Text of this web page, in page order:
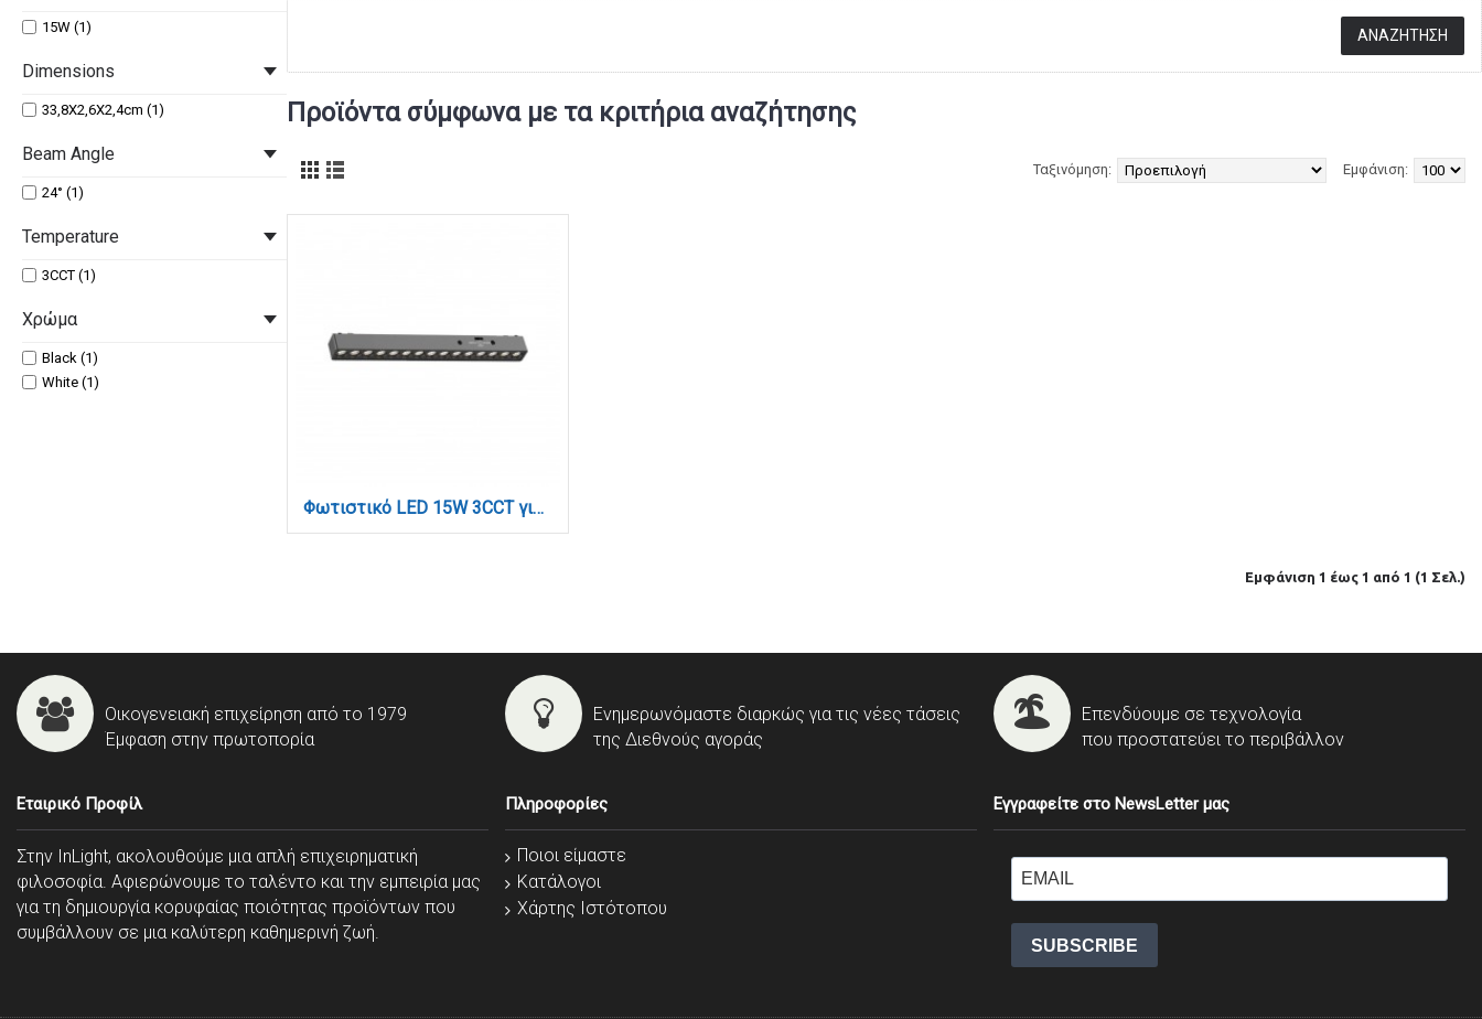
15W (1)
Dimensions
33,8X2,6X2,4cm (1)
Beam Angle
24° (1)
Temperature
3CCT (1)
Χρώμα
Black (1)
White (1)
Προϊόντα σύμφωνα με τα κριτήρια αναζήτησης
Εμφάνιση:
Ταξινόμηση:
Φωτιστικό LED 15W 3CCT για Ultra-Thin μαγνητική ράγα σε μαύρη απόχρωση D:33,8X2,6X2,4cm (TMU0020-Black)
Εμφάνιση 1 έως 1 από 1 (1 Σελ.)
Οικογενειακή επιχείρηση από το 1979
Έμφαση στην πρωτοπορία
Ενημερωνόμαστε διαρκώς για τις νέες τάσεις
της Διεθνούς αγοράς
Επενδύουμε σε τεχνολογία
που προστατεύει το περιβάλλον
Εταιρικό Προφίλ
Στην InLight, ακολουθούμε μια απλή επιχειρηματική
φιλοσοφία. Αφιερώνουμε το ταλέντο και την εμπειρία μας
για τη δημιουργία κορυφαίας ποιότητας προϊόντων που
συμβάλλουν σε μια καλύτερη καθημερινή ζωή.
Πληροφορίες
Ποιοι είμαστε
Κατάλογοι
Χάρτης Ιστότοπου
Εγγραφείτε στο NewsLetter μας
SUBSCRIBE